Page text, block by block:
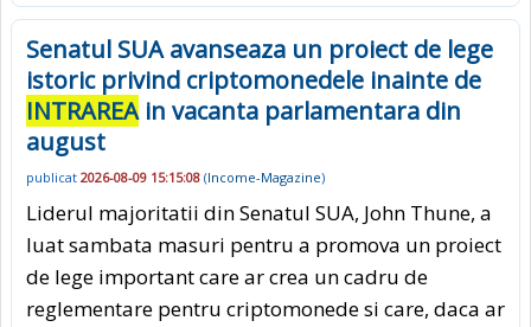
Senatul SUA avanseaza un proiect de lege
istoric privind criptomonedele inainte de
INTRAREAin vacanta parlamentara din
august
publicat 2026-08-09 15:15:08 (Income-Magazine)
Liderul majoritatii din Senatul SUA, John Thune, a
luat sambata masuri pentru a promova un proiect
de lege important care ar crea un cadru de
reglementare pentru criptomonede si care, daca ar